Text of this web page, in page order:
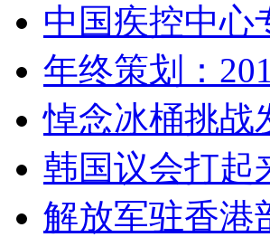
中国疾控中心
年终策划：
悼念冰桶挑战
韩国议会打起
解放军驻香港